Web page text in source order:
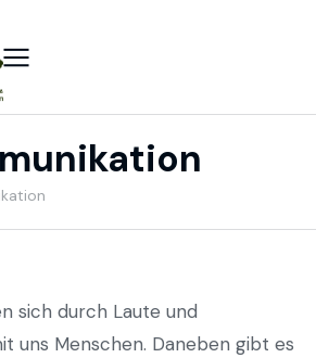
sich durch Laute und
uns Menschen. Daneben gibt es